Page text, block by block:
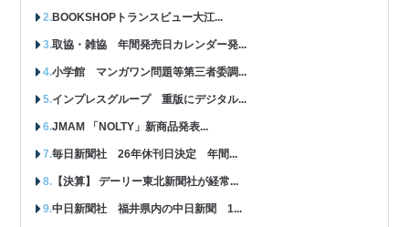
BOOKSHOPトランスビュー大江...
取協・雑協 年間発売日カレンダー発...
小学館 マンガワン問題等第三者委調...
インプレスグループ 重版にデジタル...
JMAM 「NOLTY」新商品発表...
毎日新聞社 26年休刊日決定 年間...
【決算】 デーリー東北新聞社が経常...
中日新聞社 福井県内の中日新聞 1...